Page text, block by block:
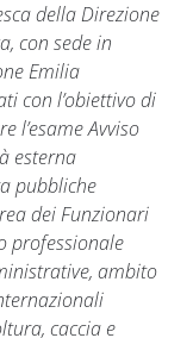
della Direzione
con sede in
Emilia
con l’obiettivo di
l’esame Avviso
esterna
pubbliche
dei Funzionari
professionale
ambito
caccia e